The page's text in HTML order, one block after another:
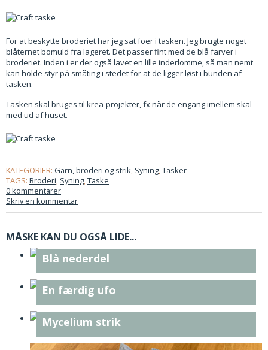
For at beskytte broderiet har jeg sat foer i tasken. Jeg brugte noget
blåternet bomuld fra lageret. Det passer fint med de blå farver i
broderiet. Inden i er der også lavet en lille inderlomme, så man nemt
kan holde styr på småting i stedet for at de ligger løst i bunden af
tasken.
Tasken skal bruges til krea-projekter, fx når de engang imellem skal
med ud af huset.
KATEGORIER: Garn, broderi og strik, Syning,Tasker
TAGS: Broderi, Syning,Taske
0 kommentarer
Skriv en kommentar
MÅSKE KAN DU OGSÅ LIDE...
Blå nederdel
En færdig ufo
Mycelium strik